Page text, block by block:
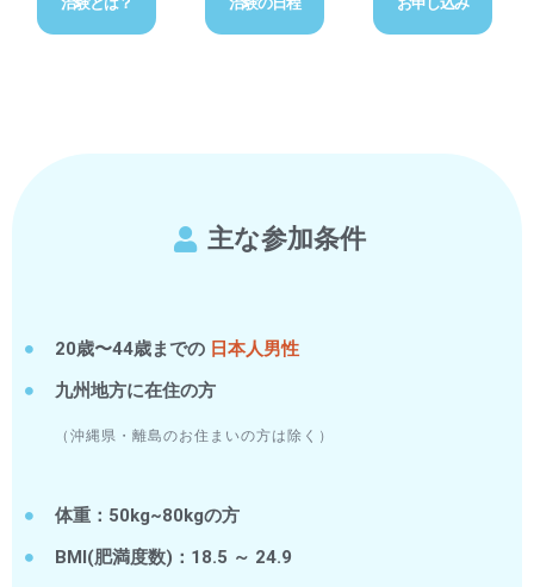
主な参加条件
20歳〜44歳までの日本人男性
九州地方に在住の方
（沖縄県・離島のお住まいの方は除く）
体重：50kg~80kgの方
BMI(肥満度数)：18.5 ～ 24.9